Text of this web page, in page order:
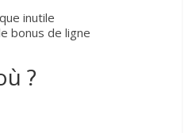
inutile
bonus de ligne
?